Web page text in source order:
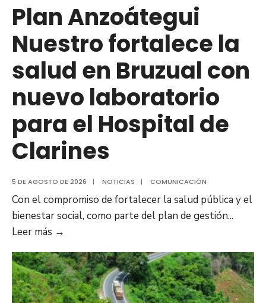
Plan Anzoátegui
Nuestro fortalece la
salud en Bruzual con
nuevo laboratorio
para el Hospital de
Clarines
5 DE AGOSTO DE 2026 | NOTICIAS | COMUNICACIÓN
Con el compromiso de fortalecer la salud pública y el
bienestar social, como parte del plan de gestión...
Leer más →
Nuestro
fortalece
la